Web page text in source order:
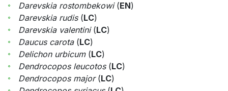
Darevskia rostombekowi(EN)
Darevskia rudis(LC)
Darevskia valentini(LC)
Daucus carota(LC)
Delichon urbicum(LC)
Dendrocopos leucotos(LC)
Dendrocopos major(LC)